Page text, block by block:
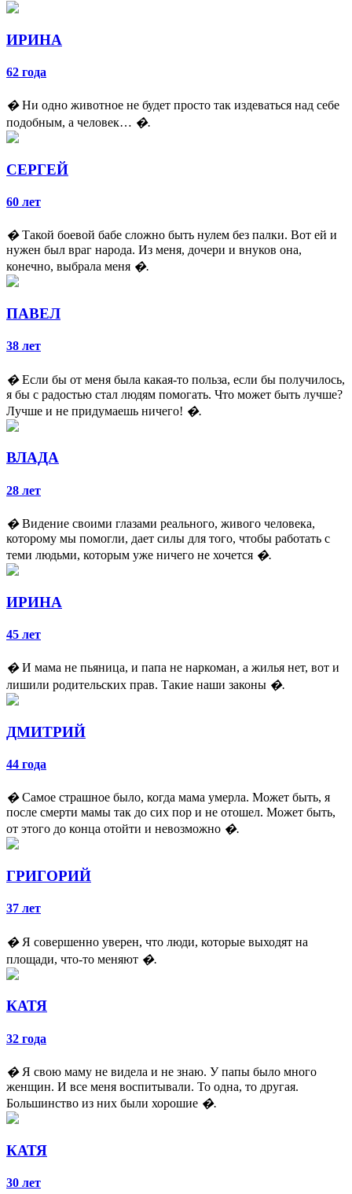
ИРИНА
62 года
�Ни одно животное не будет просто так издеваться над себе
подобным, а человек… �.
СЕРГЕЙ
60 лет
�Такой боевой бабе сложно быть нулем без палки. Вот ей и
нужен был враг народа. Из меня, дочери и внуков она,
конечно, выбрала меня �.
ПАВЕЛ
38 лет
�Если бы от меня была какая-то польза, если бы получилось,
я бы с радостью стал людям помогать. Что может быть лучше?
Лучше и не придумаешь ничего! �.
ВЛАДА
28 лет
�Видение своими глазами реального, живого человека,
которому мы помогли, дает силы для того, чтобы работать с
теми людьми, которым уже ничего не хочется �.
ИРИНА
45 лет
�И мама не пьяница, и папа не наркоман, а жилья нет, вот и
лишили родительских прав. Такие наши законы �.
ДМИТРИЙ
44 года
�Самое страшное было, когда мама умерла. Может быть, я
после смерти мамы так до сих пор и не отошел. Может быть,
от этого до конца отойти и невозможно �.
ГРИГОРИЙ
37 лет
�Я совершенно уверен, что люди, которые выходят на
площади, что-то меняют �.
КАТЯ
32 года
�Я свою маму не видела и не знаю. У папы было много
женщин. И все меня воспитывали. То одна, то другая.
Большинство из них были хорошие �.
КАТЯ
30 лет